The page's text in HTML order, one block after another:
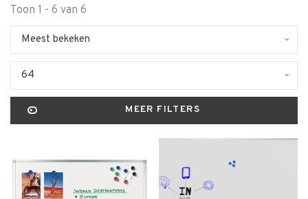
Toon 1 - 6 van 6
Meest bekeken
64
MEER FILTERS